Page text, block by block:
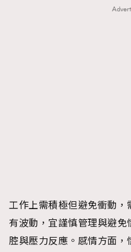
工作上需積極但避免衝動
有波動，宜謹慎管理與避
腔與壓力反應。感情方面